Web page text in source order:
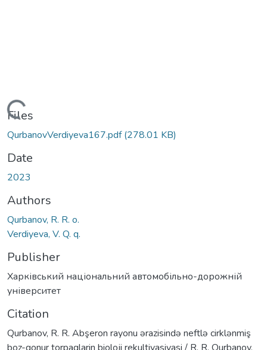
Loading...
Files
QurbanovVerdiyeva167.pdf(278.01 KB)
Date
2023
Authors
Qurbanov, R. R. o.
Verdiyeva, V. Q. q.
Publisher
Харківський національний автомобільно-дорожній
університет
Citation
Qurbanov, R. R. Abşeron rayonu ərazisində neftlə cirklənmiş